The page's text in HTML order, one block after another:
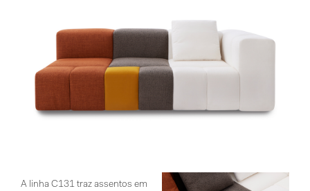
A linha C131 traz assentos em